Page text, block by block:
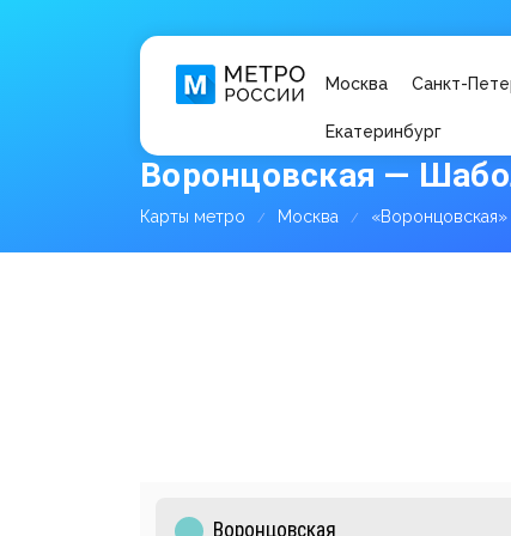
Москва Санкт-
Екатеринбург
Воронцовская —
Карты метро Москва